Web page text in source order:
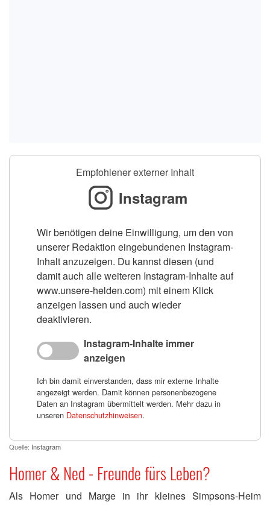
Empfohlener externer Inhalt
Instagram
Wir benötigen deine Einwilligung, um den von
unserer Redaktion eingebundenen Instagram-
Inhalt anzuzeigen. Du kannst diesen (und
damit auch alle weiteren Instagram-Inhalte auf
www.unsere-helden.com) mit einem Klick
anzeigen lassen und auch wieder
deaktivieren.
Instagram-Inhalte immer
anzeigen
Ich bin damit einverstanden, dass mir externe Inhalte
angezeigt werden. Damit können personenbezogene
Daten an Instagram übermittelt werden. Mehr dazu in
unseren Datenschutzhinweisen.
Quelle: Instagram
Homer & Ned - Freunde fürs Leben?
Als Homer und Marge in ihr kleines Simpsons-Heim